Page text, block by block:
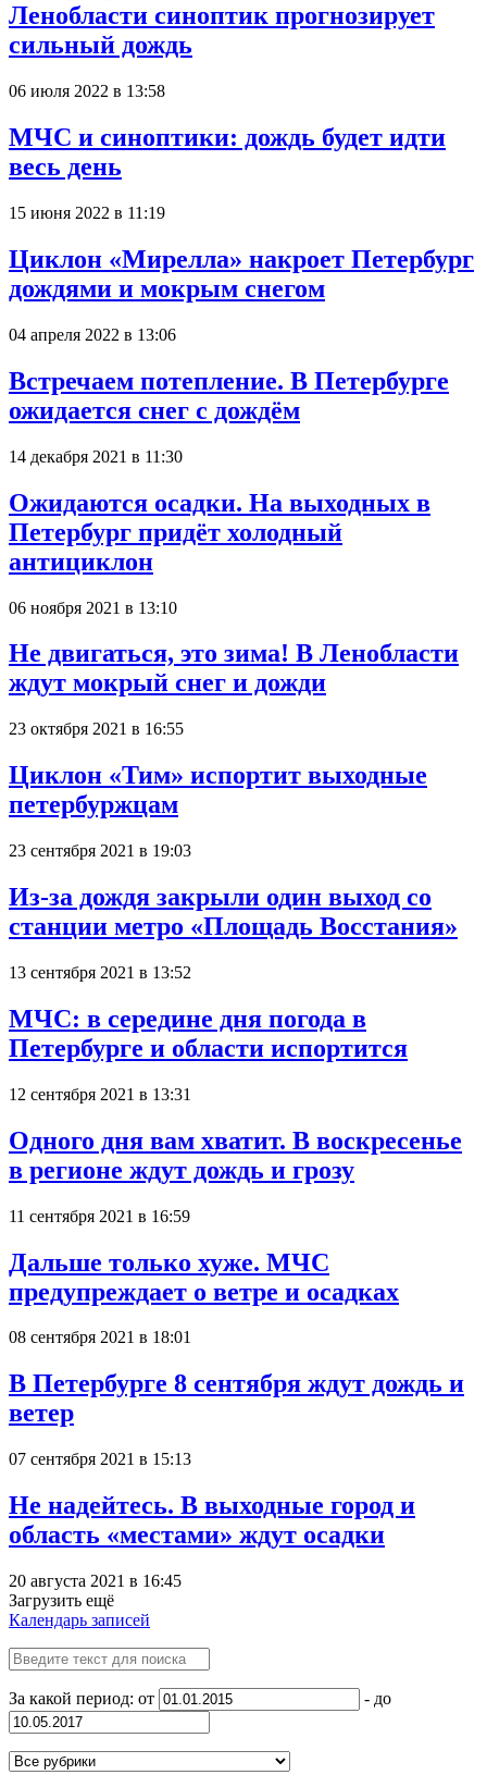
Ленобласти синоптик прогнозирует
сильный дождь
06 июля 2022 в 13:58
МЧС и синоптики: дождь будет идти
весь день
15 июня 2022 в 11:19
Циклон «Мирелла» накроет Петербург
дождями и мокрым снегом
04 апреля 2022 в 13:06
Встречаем потепление. В Петербурге
ожидается снег с дождём
14 декабря 2021 в 11:30
Ожидаются осадки. На выходных в
Петербург придёт холодный
антициклон
06 ноября 2021 в 13:10
Не двигаться, это зима! В Ленобласти
ждут мокрый снег и дожди
23 октября 2021 в 16:55
Циклон «Тим» испортит выходные
петербуржцам
23 сентября 2021 в 19:03
Из-за дождя закрыли один выход со
станции метро «Площадь Восстания»
13 сентября 2021 в 13:52
МЧС: в середине дня погода в
Петербурге и области испортится
12 сентября 2021 в 13:31
Одного дня вам хватит. В воскресенье
в регионе ждут дождь и грозу
11 сентября 2021 в 16:59
Дальше только хуже. МЧС
предупреждает о ветре и осадках
08 сентября 2021 в 18:01
В Петербурге 8 сентября ждут дождь и
ветер
07 сентября 2021 в 15:13
Не надейтесь. В выходные город и
область «местами» ждут осадки
20 августа 2021 в 16:45
Загрузить ещё
Календарь записей
За какой период: от - до